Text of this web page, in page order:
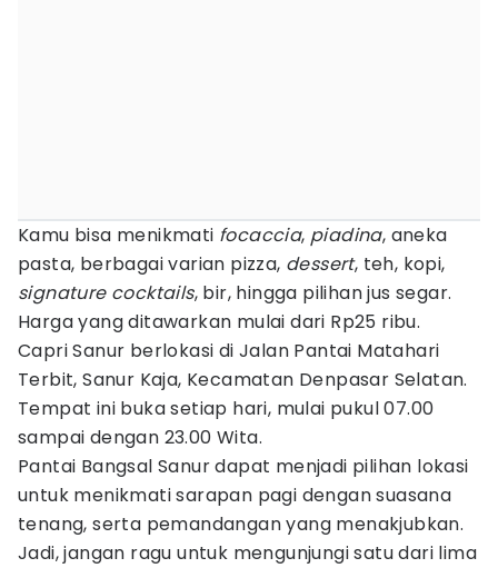
Kamu bisa menikmati focaccia, piadina, aneka
pasta, berbagai varian pizza, dessert, teh, kopi,
signature cocktails, bir, hingga pilihan jus segar.
Harga yang ditawarkan mulai dari Rp25 ribu.
Capri Sanur berlokasi di Jalan Pantai Matahari
Terbit, Sanur Kaja, Kecamatan Denpasar Selatan.
Tempat ini buka setiap hari, mulai pukul 07.00
sampai dengan 23.00 Wita.
Pantai Bangsal Sanur dapat menjadi pilihan lokasi
untuk menikmati sarapan pagi dengan suasana
tenang, serta pemandangan yang menakjubkan.
Jadi, jangan ragu untuk mengunjungi satu dari lima